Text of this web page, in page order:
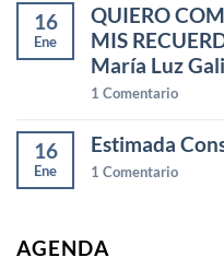
16
Ene
QUIERO
MIS
María Luz
1 Comentario
16
Ene
Estimada
1 Comentario
AGENDA